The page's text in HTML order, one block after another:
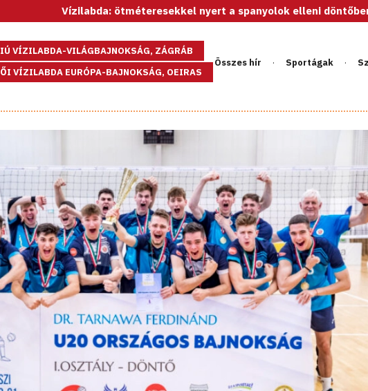
Vízilabda: ötméteresekkel nyert a spanyolok elleni döntőben, Európa-
VÍZILABDA-VILÁGBAJNOKSÁG, ZÁGRÁB
VÍZILABDA EURÓPA-BAJNOKSÁG, OEIRAS
Összes hír Sportágak